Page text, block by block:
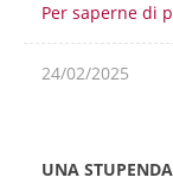
Per saperne di
24/02/2025
UNA